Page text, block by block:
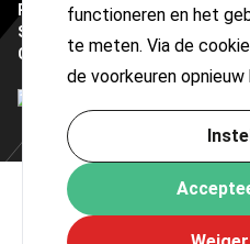
functioneren en het
te meten. Via de
de voorkeuren opnieuw
Privacyverklaring
Sitemap
Cookies